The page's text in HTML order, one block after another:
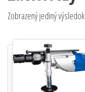
Zobrazený jediný výsledok